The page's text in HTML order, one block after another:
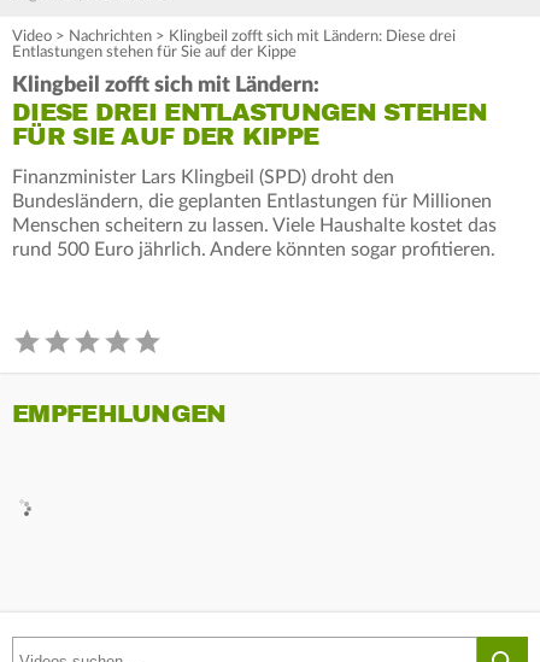
Video > Nachrichten > Klingbeil zofft sich mit Ländern: Diese drei
Entlastungen stehen für Sie auf der Kippe
Klingbeil zofft sich mit Ländern:
DIESE DREI ENTLASTUNGEN STEHEN
FÜR SIE AUF DER KIPPE
Finanzminister Lars Klingbeil (SPD) droht den
Bundesländern, die geplanten Entlastungen für Millionen
Menschen scheitern zu lassen. Viele Haushalte kostet das
rund 500 Euro jährlich. Andere könnten sogar profitieren.
EMPFEHLUNGEN